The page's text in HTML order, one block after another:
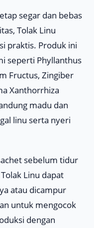
segar dan bebas
Tolak Linu
praktis. Produk ini
seperti Phyllanthus
Fructus, Zingiber
Xanthorrhiza
madu dan
linu serta nyeri
sebelum tidur
Linu dapat
atau dicampur
untuk mengocok
dengan